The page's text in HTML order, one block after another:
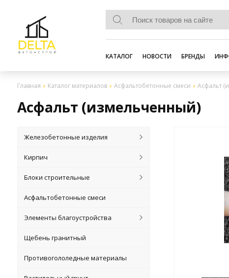
КАТАЛОГ НОВОСТИ БРЕНДЫ
Главная Каталог материалов Асфальтобетонные смеси Асфальт
Асфальт (измельченный)
Железобетонные изделия
Кирпич
Блоки строительные
Асфальтобетонные смеси
Элементы благоустройства
Щебень гранитный
Противогололедные материалы